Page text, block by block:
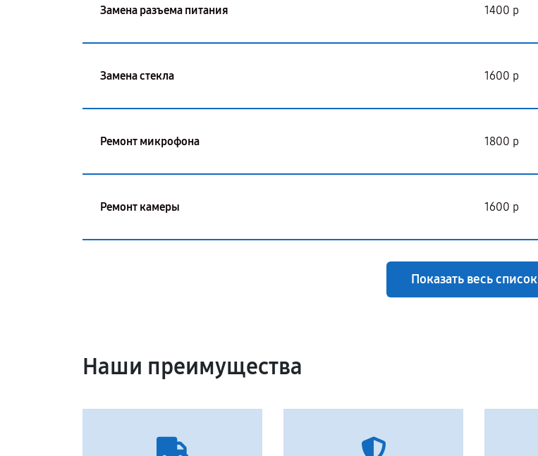
Замена разъема питания 1400 р
Замена стекла 1600 р
Ремонт микрофона 1800 р
Ремонт камеры 1600 р
Показать весь список
Наши преимущества